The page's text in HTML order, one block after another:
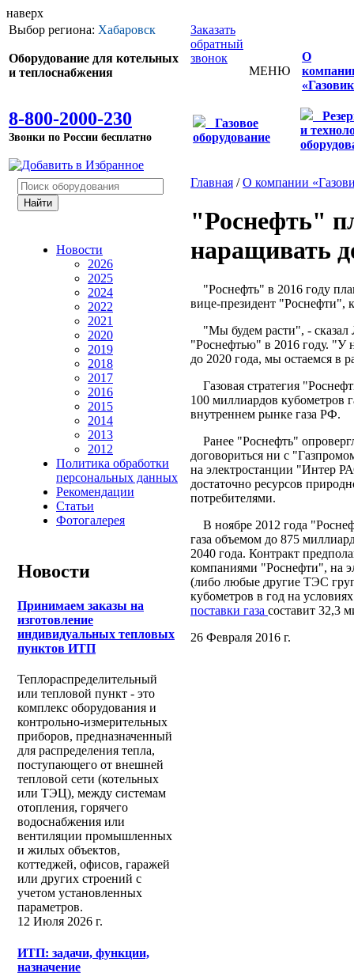
наверх
Выбор региона: Хабаровск
Оборудование для котельных
и теплоснабжения
8-800-2000-230
Звонки по России бесплатно
Заказать
обратный
звонок
МЕНЮ
О
Газовое
оборудование
и
Новости
2026
2025
2024
2022
2021
2020
2019
2018
2017
2016
2015
2014
2013
2012
Политика обработки
персональных данных
Рекомендации
Статьи
Фотогалерея
Новости
Принимаем заказы на
изготовление
индивидуальных тепловых
пунктов ИТП
Теплораспределительный
или тепловой пункт - это
комплекс оборудования и
контрольно-измерительных
приборов, предназначенный
для распределения тепла,
поступающего от внешней
тепловой сети (котельных
или ТЭЦ), между системам
отопления, горячего
водоснабжения или
вентиляции промышленных
и жилых объектов,
коттеджей, офисов, гаражей
или других строений с
учетом установленных
параметров.
12 Июля 2026 г.
ИТП: задачи, функции,
назначение
Главная /О компании
"Роснефть"
наращивать
"Роснефть" в 2016 году
вице-президент
"Мы будем расти", - сказал
"Роснефтью" в 2016 году. "У
до 2020 года, мы остаемся в
Газовая стратегия
100 миллиардов кубометров
внутреннем рынке газа РФ.
Ранее "Роснефть"
договориться ни с
на электростанции "Интер
достаточно ресурсов
потребителями.
В ноябре 2012 года
газа объемом до 875
2040 года. Контракт
компаниями "Роснефти", на
(либо любые другие ТЭС
кубометров в год на
поставки газа составит 32,3
26 Февраля 2016 г.